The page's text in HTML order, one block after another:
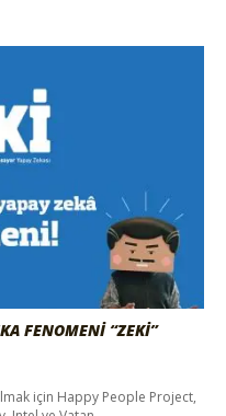
FENOMENI “ZEKI”
için Happy People Project,